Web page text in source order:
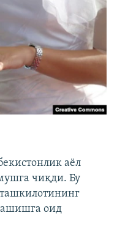
аёл
чиқди. Бу
оид